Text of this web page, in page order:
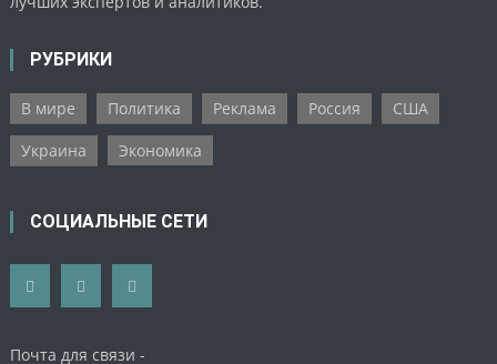
РУБРИКИ
В мире Политика Реклама Россия
США
Украина
Экономика
СОЦИАЛЬНЫЕ СЕТИ
Почта для связи -